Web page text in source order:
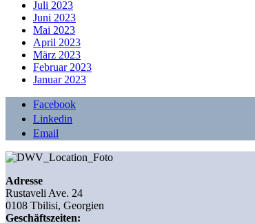
Juli 2023
Juni 2023
Mai 2023
April 2023
März 2023
Februar 2023
Januar 2023
Facebook
Linkedin
Email
Adresse
Rustaveli Ave. 24
0108 Tbilisi, Georgien
Geschäftszeiten: